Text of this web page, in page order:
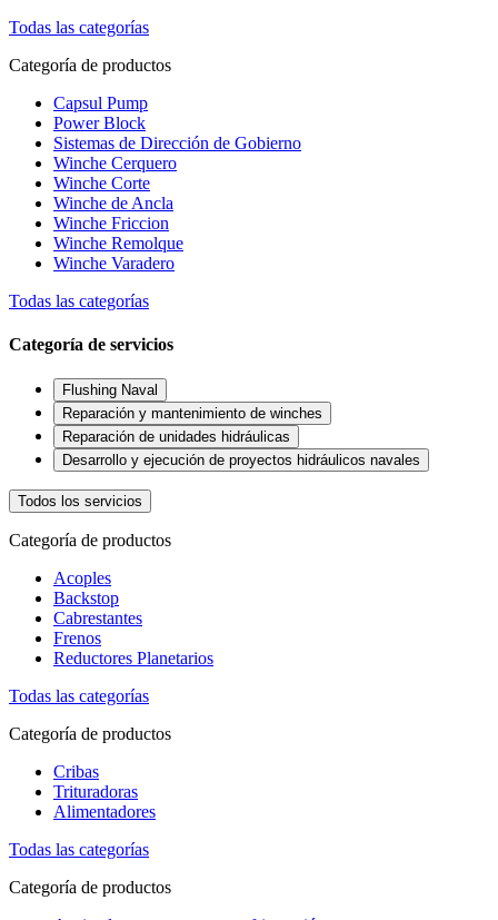
Todas las categorías
Categoría de productos
Capsul Pump
Power Block
Sistemas de Dirección de Gobierno
Winche Cerquero
Winche Corte
Winche de Ancla
Winche Friccion
Winche Remolque
Winche Varadero
Todas las categorías
Categoría de servicios
Flushing Naval
Reparación y mantenimiento de winches
Reparación de unidades hidráulicas
Desarrollo y ejecución de proyectos hidráulicos navales
Todos los servicios
Categoría de productos
Acoples
Backstop
Cabrestantes
Frenos
Reductores Planetarios
Todas las categorías
Categoría de productos
Cribas
Trituradoras
Alimentadores
Todas las categorías
Categoría de productos